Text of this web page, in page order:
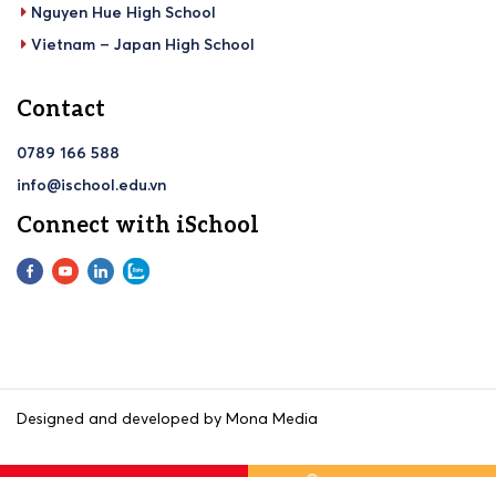
Nguyen Hue High School
Vietnam – Japan High School
Contact
0789 166 588
info@ischool.edu.vn
Connect with iSchool
Designed and developed by Mona Media